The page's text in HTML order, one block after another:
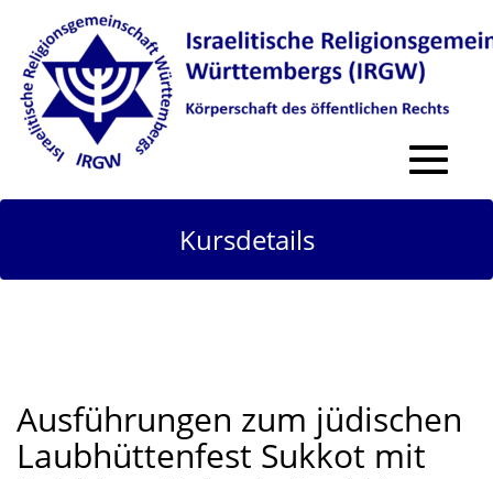
Toggle
Kursdetails
Ausführungen zum jüdischen
Laubhüttenfest Sukkot mit